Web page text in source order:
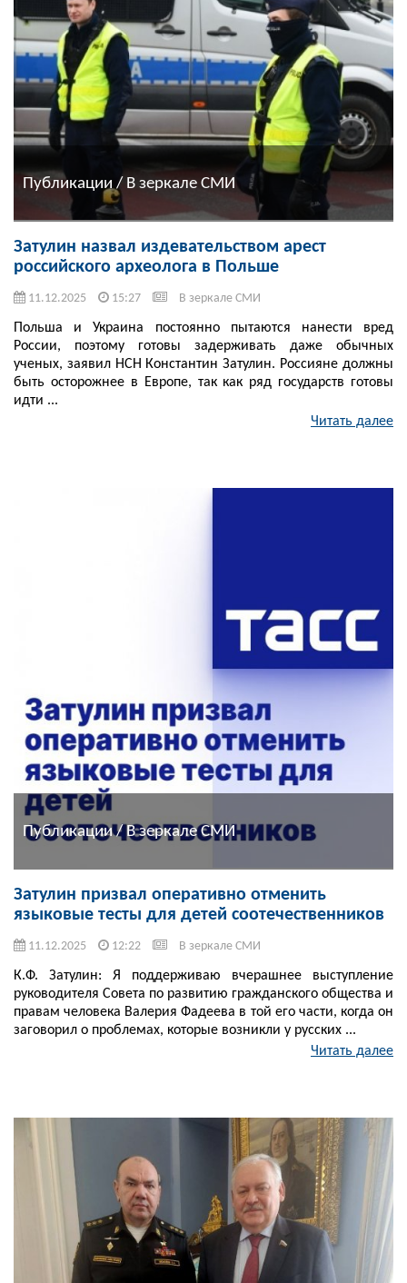
Публикации / В зеркале СМИ
Затулин назвал издевательством арест
российского археолога в Польше
11.12.2025 15:27 В зеркале СМИ
Польша и Украина постоянно пытаются нанести вред
России, поэтому готовы задерживать даже обычных
ученых, заявил НСН Константин Затулин. Россияне должны
быть осторожнее в Европе, так как ряд государств готовы
идти ...
Читать далее
Публикации / В зеркале СМИ
Затулин призвал оперативно отменить
языковые тесты для детей соотечественников
11.12.2025 12:22 В зеркале СМИ
К.Ф. Затулин: Я поддерживаю вчерашнее выступление
руководителя Совета по развитию гражданского общества и
правам человека Валерия Фадеева в той его части, когда он
заговорил о проблемах, которые возникли у русских ...
Читать далее